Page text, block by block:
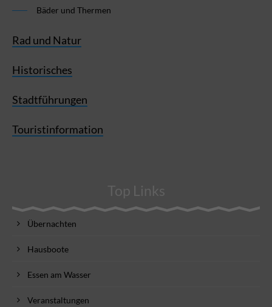
Bäder und Thermen
Rad und Natur
Historisches
Stadtführungen
Touristinformation
Top Links
Übernachten
Hausboote
Essen am Wasser
Veranstaltungen